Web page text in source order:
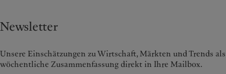
Newsletter
Unsere Einschätzungen zu Wirtschaft, Märkten und Trends als
wöchentliche Zusammenfassung direkt in Ihre Mailbox.